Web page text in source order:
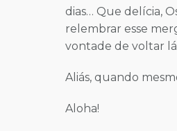
dias… Que delícia,
relembrar esse
vontade de voltar lá
Aliás, quando
Aloha!